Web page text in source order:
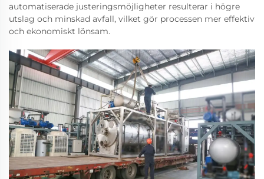
automatiserade justeringsmöjligheter resulterar i högre
utslag och minskad avfall, vilket gör processen mer effektiv
och ekonomiskt lönsam.